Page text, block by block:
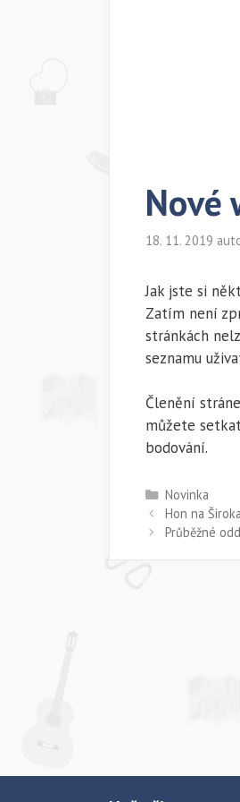
Nové
18. 11. 2019
Jak jste si
Zatím není
stránkách
seznamu
Členění
můžete
bodování.
Rubriky
Novinka
Hon na Široka
Průběžné